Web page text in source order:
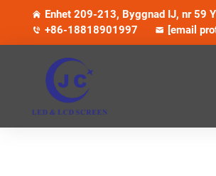
Enhet 209-213, Byggnad IJ, nr 59
+86-18818901997
[email